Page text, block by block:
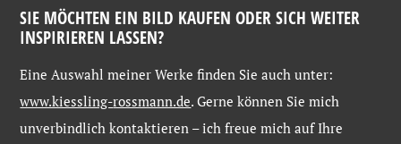
SIE MÖCHTEN EIN BILD KAUFEN ODER SICH WEITER
INSPIRIEREN LASSEN?
Eine AuswahlmeinerWerkefinden Sieauchunter:
www.kiessling-rossmann.de. Gernekönnen Siemich
unverbindlichkontaktieren –ichfreuemichaufIhre